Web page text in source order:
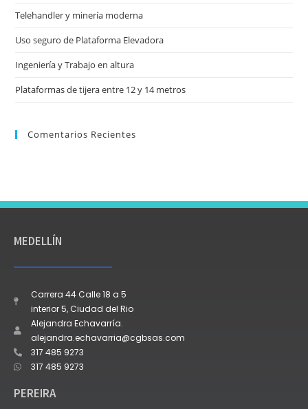
Telehandler y minería moderna
Uso seguro de Plataforma Elevadora
Ingeniería y Trabajo en altura
Plataformas de tijera entre 12 y 14 metros
Comentarios Recientes
MEDELLÍN
Carrera 44 Calle 18 a 5
interior 5, Ciudad del Rio
Alejandra Echavarría.
alejandra.echavarria@cgbsas.com
317 485 9273
317 485 9273
PEREIRA